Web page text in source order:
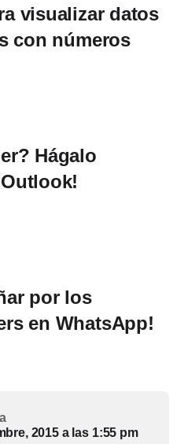
visualizar datos
con números
Hágalo
por los
en WhatsApp!
2015 a las 1:55 pm